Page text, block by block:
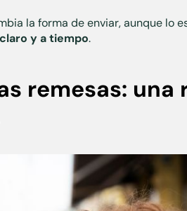
la forma de enviar, aunque lo
y a tiempo.
remesas: una